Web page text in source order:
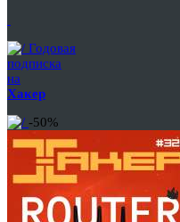
Годовая
подписка
на
Хакер
-50%